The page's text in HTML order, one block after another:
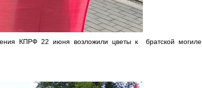
КПРФ 22 июня возложили цветы к братской могиле